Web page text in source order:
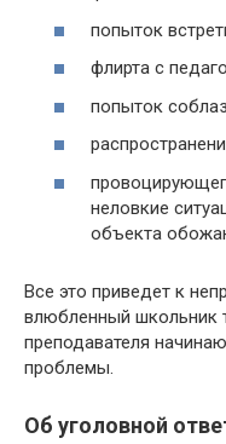
попыток
флирта с
попыток
неловкие
объекта
Все это приведет к
влюбленный школьник
преподавателя
проблемы.
Об уголовной